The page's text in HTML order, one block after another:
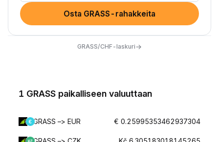
Osta GRASS-rahakkeita
GRASS/CHF-laskuri→
1 GRASS paikalliseen valuuttaan
GRASS –> EUR € 0.25995353462937304